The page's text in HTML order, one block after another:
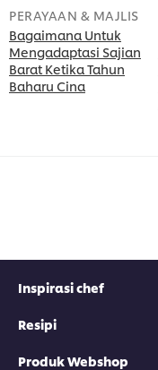
PERAYAAN & MAJLIS
Bagaimana Untuk
Mengadaptasi Sajian
Barat Ketika Tahun
Baharu Cina
Inspirasi chef
Resipi
Produk Webshop